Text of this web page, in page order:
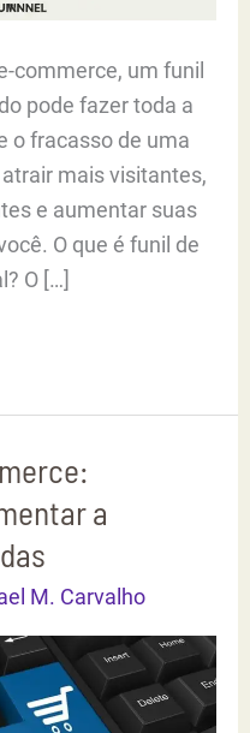
commerce, um funil
pode fazer toda a
o fracasso de uma
mais visitantes,
e aumentar suas
O que é funil de
O […]
a
M. Carvalho